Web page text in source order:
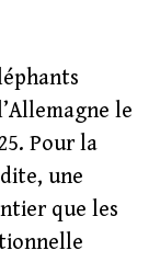
le
Pour la
une
que les